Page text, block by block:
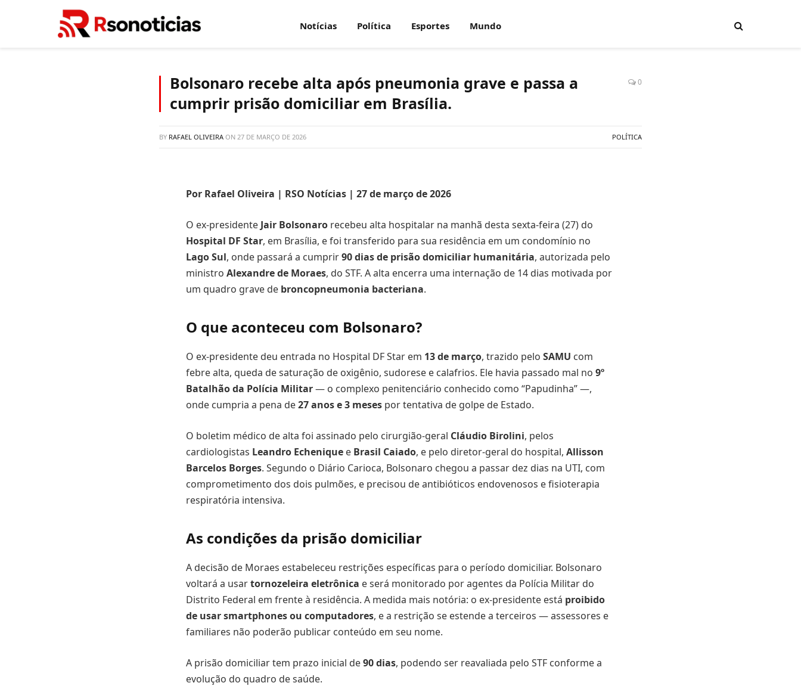
Notícias Política Esportes Mundo
Bolsonaro recebe alta após pneumonia grave e passa a
cumprir prisão domiciliar em Brasília.
0
BY RAFAEL OLIVEIRA ON 27 DE MARÇO DE 2026 POLÍTICA
Por Rafael Oliveira | RSO Notícias | 27 de março de 2026
O ex-presidente Jair Bolsonaro recebeu alta hospitalar na manhã desta sexta-feira (27) do
Hospital DF Star, em Brasília, e foi transferido para sua residência em um condomínio no
Lago Sul, onde passará a cumprir90 dias de prisão domiciliar humanitária, autorizada pelo
ministro Alexandre de Moraes, do STF. A alta encerra uma internação de 14 dias motivada por
um quadro grave de broncopneumonia bacteriana.
O que aconteceu com Bolsonaro?
O ex-presidente deu entrada no Hospital DF Star em 13 de março, trazido pelo SAMU com
febre alta, queda de saturação de oxigênio, sudorese e calafrios. Ele havia passado mal no 9º
Batalhão da Polícia Militar— o complexo penitenciário conhecido como “Papudinha” —,
onde cumpria a pena de27 anos e 3 meses por tentativa de golpe de Estado.
O boletim médico de alta foi assinado pelo cirurgião-geral Cláudio Birolini, pelos
cardiologistas Leandro Echenique e Brasil Caiado, e pelo diretor-geral do hospital, Allisson
Barcelos Borges. Segundo o Diário Carioca, Bolsonaro chegou a passar dez dias na UTI, com
comprometimento dos dois pulmões, e precisou de antibióticos endovenosos e fisioterapia
respiratória intensiva.
As condições da prisão domiciliar
A decisão de Moraes estabeleceu restrições específicas para o período domiciliar. Bolsonaro
voltará a usartornozeleira eletrônica e será monitorado por agentes da Polícia Militar do
Distrito Federal em frente à residência. A medida mais notória: o ex-presidente está proibido
de usar smartphones ou computadores, e a restrição se estende a terceiros — assessores e
familiares não poderão publicar conteúdo em seu nome.
A prisão domiciliar tem prazo inicial de90 dias, podendo ser reavaliada pelo STF conforme a
evolução do quadro de saúde.